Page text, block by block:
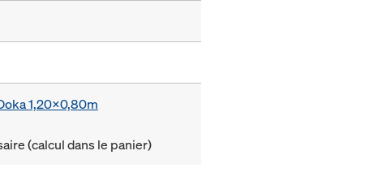
1,20x0,80m
(calcul dans le panier)